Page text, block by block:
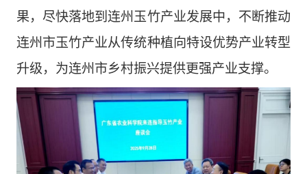
果， 尽快落地到连州玉竹产业发展中， 不断推动
连州市玉竹产业从传统种植向特设优势产业转型
升级，为连州市乡村振兴提供更强产业支撑。